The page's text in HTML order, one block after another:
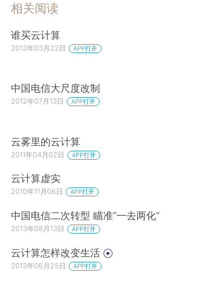
相关阅读
谁买云计算
2013年03月22日 APP打开
中国电信大尺度改制
2012年07月13日 APP打开
云雾里的云计算
2011年04月02日 APP打开
云计算虚实
2010年11月06日 APP打开
中国电信二次转型 瞄准“一去两化”
2013年08月13日 APP打开
云计算怎样改变生活
2013年06月25日 APP打开